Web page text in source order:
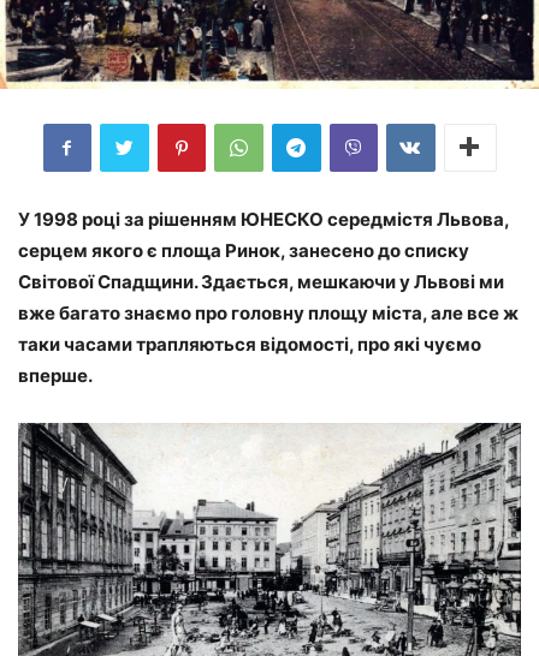
У 1998 році за рішенням ЮНЕСКО середмістя Львова,
серцем якого є площа Ринок, занесено до списку
Світової Спадщини. Здається, мешкаючи у Львові ми
вже багато знаємо про головну площу міста, але все ж
таки часами трапляються відомості, про які чуємо
вперше.